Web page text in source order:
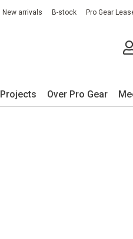
New arrivals B-stock Pro Gear
Projects Over Pro Gear